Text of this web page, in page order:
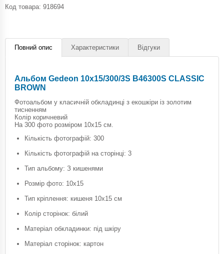
Код товара: 918694
Повний опис Характеристики Відгуки
Альбом Gedeon 10х15/300/3S B46300S CLASSIC
BROWN
Фотоальбом у класичній обкладинці з екошкіри із золотим
тисненням
Колір коричневий
На 300 фото розміром 10х15 см.
Кількість фотографій: 300
Кількість фотографій на сторінці: 3
Тип альбому: З кишенями
Розмір фото: 10х15
Тип кріплення: кишеня 10х15 см
Колір сторінок: білий
Матеріал обкладинки: під шкіру
Матеріал сторінок: картон